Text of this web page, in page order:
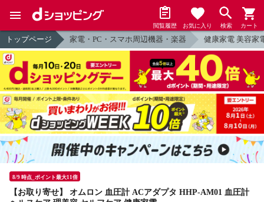
閲覧履歴 お気に入り 検索 カート
トップページ 家電・PC・スマホ周辺機器・楽器 健康家電 美容家
8/9 時点_ポイント最大11倍
【お取り寄せ】 オムロン 血圧計 ACアダプタ HHP-AM01 血圧計